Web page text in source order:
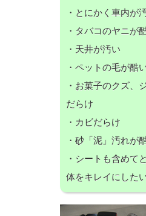
・とにかく車内が
・タバコのヤニが
・天井が汚い
・ペットの毛が酷
・お菓子のクズ、
だらけ
・カビだらけ
・砂「泥」汚れが
・シートも含めて
体をキレイにした